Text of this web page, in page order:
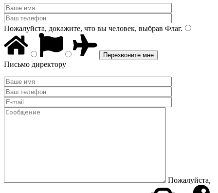
Пожалуйста, докажите, что вы человек, выбрав Флаг.
Письмо директору
Пожалуйста,